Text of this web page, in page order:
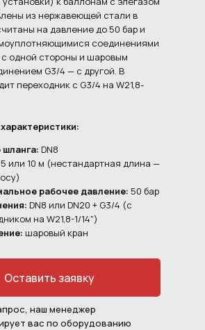
из нержавеющей стали в
на давление до 50 бар и
соединениями
с одной стороны и шаровым
G3/4 — с другой. В
переходник с G3/4 на W21,8-
DN8
5 или 10 м (нестандартная длина —
рабочее давление: 50 бар
DN8 или DN20 + G3/4 (с
на W21,8-1/14")
шаровый кран
Оставить заявку
наш менеджер
вас по оборудованию